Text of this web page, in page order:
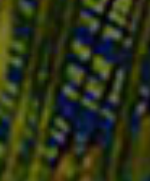
Προσθέστε την κριτική σας
11 Ανταλλακτικά Laptop
€28.50